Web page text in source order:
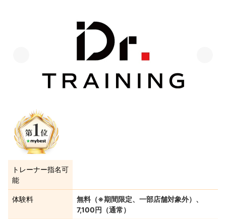
トレーナー指名可
能
体験料
無料（※期間限定、一部店舗対象外）、
7,100円（通常）